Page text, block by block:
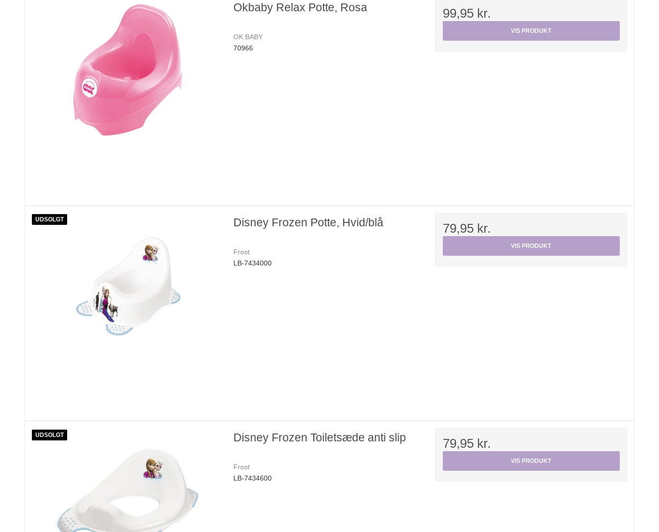
Okbaby Relax Potte, Rosa
OK BABY
70966
99,95 kr.
VIS PRODUKT
UDSOLGT Disney Frozen Potte, Hvid/blå
Frost
LB-7434000
79,95 kr.
VIS PRODUKT
UDSOLGT Disney Frozen Toiletsæde anti slip
Frost
LB-7434600
79,95 kr.
VIS PRODUKT